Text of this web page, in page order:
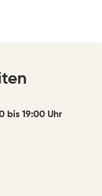
bis 19:00 Uhr